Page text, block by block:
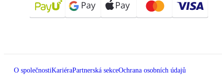
O společnostiKariéraPartnerská sekceOchrana osobních údajů